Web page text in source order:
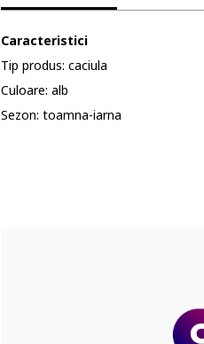
Caracteristici
Tip produs: caciula
Culoare: alb
Sezon: toamna-iarna